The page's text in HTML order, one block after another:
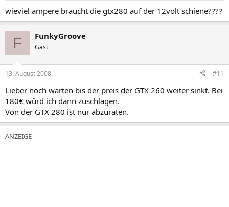
wieviel ampere braucht die gtx280 auf der 12volt schiene????
F FunkyGroove
Gast
13. August 2008 #11
Lieber noch warten bis der preis der GTX 260 weiter sinkt. Bei
180€ würd ich dann zuschlagen.
Von der GTX 280 ist nur abzuraten.